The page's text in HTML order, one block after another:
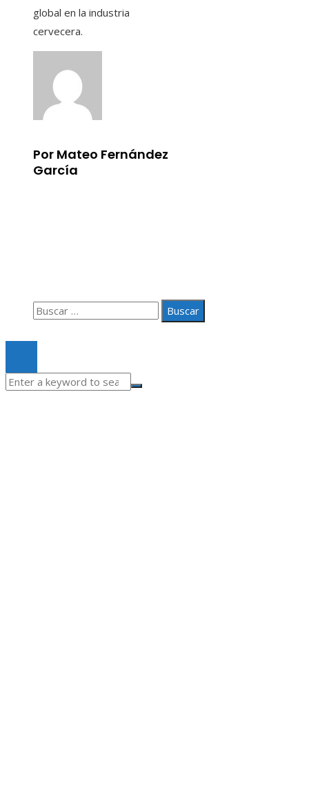
global en la industria
cervecera.
Por Mateo Fernández
García
Buscar: